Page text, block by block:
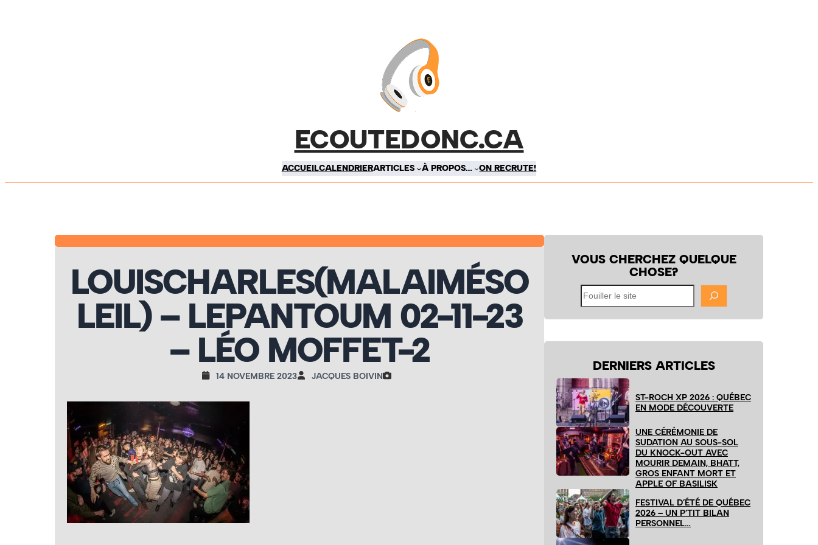
ECOUTEDONC.CA
ACCUEILCALENDRIERARTICLES À PROPOS… ON RECRUTE!
LOUISCHARLES(MALAIMÉSO
LEIL) – LEPANTOUM 02-11-23
– LÉO MOFFET-2
14 NOVEMBRE 2023 JACQUES BOIVIN
VOUS CHERCHEZ QUELQUE
CHOSE?
Fouiller
le
site
DERNIERS ARTICLES
ST-ROCH XP 2026 : QUÉBEC
EN MODE DÉCOUVERTE
UNE CÉRÉMONIE DE
SUDATION AU SOUS-SOL
DU KNOCK-OUT AVEC
MOURIR DEMAIN, BHATT,
GROS ENFANT MORT ET
APPLE OF BASILISK
FESTIVAL D’ÉTÉ DE QUÉBEC
2026 – UN P’TIT BILAN
PERSONNEL…